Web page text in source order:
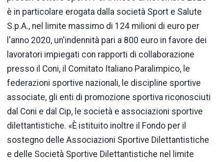
è in particolare erogata dalla società Sport e Salute
S.p.A., nel limite massimo di 124 milioni di euro per
l'anno 2020, un'indennità pari a 800 euro in favore dei
lavoratori impiegati con rapporti di collaborazione
presso il Coni, il Comitato Italiano Paralimpico, le
federazioni sportive nazionali, le discipline sportive
associate, gli enti di promozione sportiva riconosciuti
dal Coni e dal Cip, le società e associazioni sportive
dilettantistiche. «È istituito inoltre il Fondo per il
sostegno delle Associazioni Sportive Dilettantistiche
e delle Società Sportive Dilettantistiche nel limite